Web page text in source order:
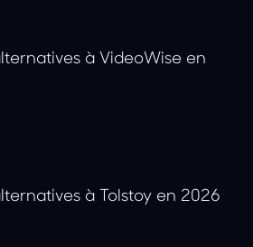
à VideoWise en
à Tolstoy en 2026